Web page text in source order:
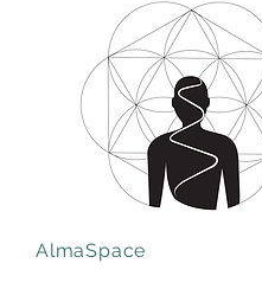
AlmaSpace